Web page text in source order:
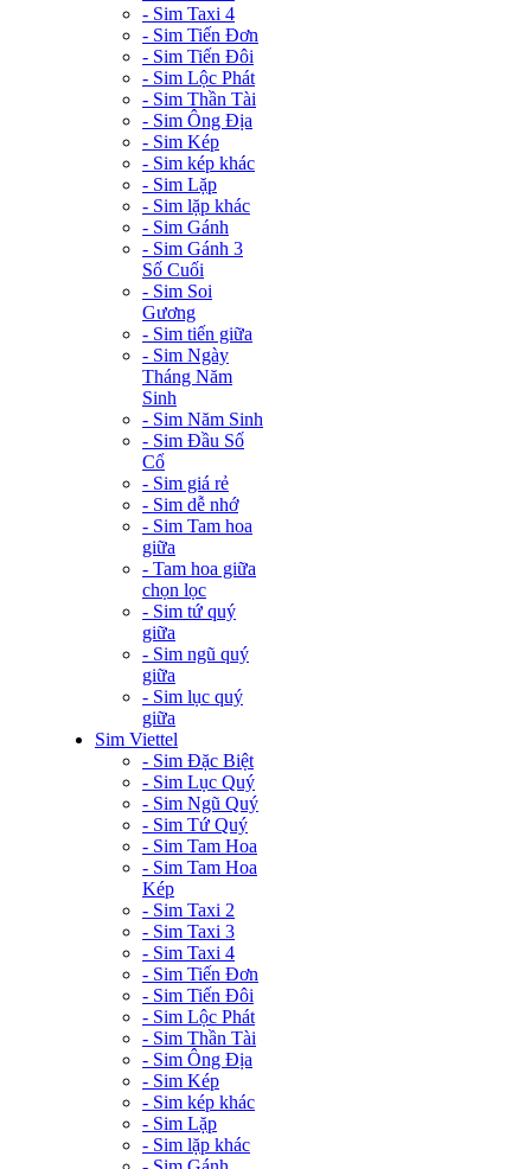
- Sim Taxi 4
- Sim Tiến Đơn
- Sim Tiến Đôi
- Sim Lộc Phát
- Sim Thần Tài
- Sim Ông Địa
- Sim Kép
- Sim kép khác
- Sim Lặp
- Sim lặp khác
- Sim Gánh
- Sim Gánh 3
Số Cuối
- Sim Soi
Gương
- Sim tiến giữa
- Sim Ngày
Tháng Năm
Sinh
- Sim Năm Sinh
- Sim Đầu Số
Cổ
- Sim giá rẻ
- Sim dễ nhớ
- Sim Tam hoa
giữa
- Tam hoa giữa
chọn lọc
- Sim tứ quý
giữa
- Sim ngũ quý
giữa
- Sim lục quý
giữa
Sim Viettel
- Sim Đặc Biệt
- Sim Lục Quý
- Sim Ngũ Quý
- Sim Tứ Quý
- Sim Tam Hoa
- Sim Tam Hoa
Kép
- Sim Taxi 2
- Sim Taxi 3
- Sim Taxi 4
- Sim Tiến Đơn
- Sim Tiến Đôi
- Sim Lộc Phát
- Sim Thần Tài
- Sim Ông Địa
- Sim Kép
- Sim kép khác
- Sim Lặp
- Sim lặp khác